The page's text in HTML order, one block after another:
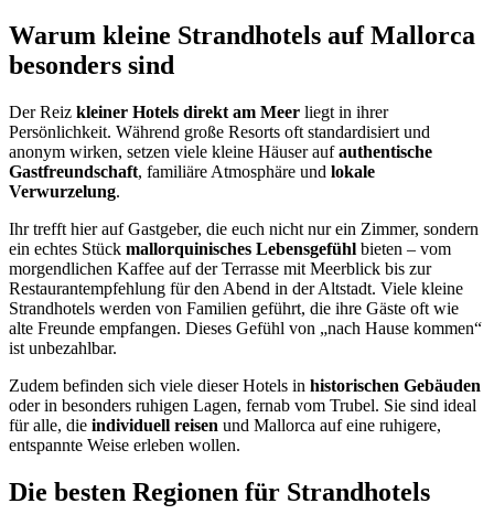
Warum kleine Strandhotels auf Mallorca
besonders sind
Der Reiz kleiner Hotels direkt am Meer liegt in ihrer
Persönlichkeit. Während große Resorts oft standardisiert und
anonym wirken, setzen viele kleine Häuser aufauthentische
Gastfreundschaft, familiäre Atmosphäre und lokale
Verwurzelung.
Ihr trefft hier auf Gastgeber, die euch nicht nur ein Zimmer, sondern
ein echtes Stück mallorquinisches Lebensgefühl bieten – vom
morgendlichen Kaffee auf der Terrasse mit Meerblick bis zur
Restaurantempfehlung für den Abend in der Altstadt. Viele kleine
Strandhotels werden von Familien geführt, die ihre Gäste oft wie
alte Freunde empfangen. Dieses Gefühl von „nach Hause kommen“
ist unbezahlbar.
Zudem befinden sich viele dieser Hotels in historischen Gebäuden
oder in besonders ruhigen Lagen, fernab vom Trubel. Sie sind ideal
für alle, die individuell reisen und Mallorca auf eine ruhigere,
entspannte Weise erleben wollen.
Die besten Regionen für Strandhotels